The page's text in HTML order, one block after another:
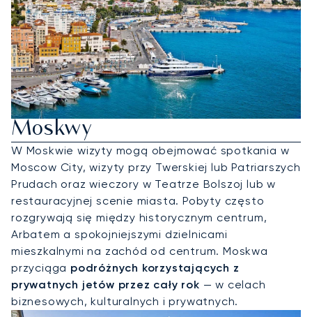
Wynajmij Jet Prywatny Do
Moskwy
W Moskwie wizyty mogą obejmować spotkania w
Moscow City, wizyty przy Twerskiej lub Patriarszych
Prudach oraz wieczory w Teatrze Bolszoj lub w
restauracyjnej scenie miasta. Pobyty często
rozgrywają się między historycznym centrum,
Arbatem a spokojniejszymi dzielnicami
mieszkalnymi na zachód od centrum. Moskwa
przyciąga podróżnych korzystających z
prywatnych jetów przez cały rok — w celach
biznesowych, kulturalnych i prywatnych.